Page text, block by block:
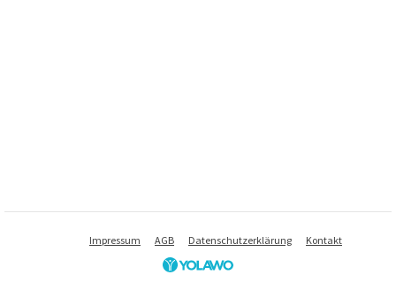
Impressum AGB Datenschutzerklärung Kontakt